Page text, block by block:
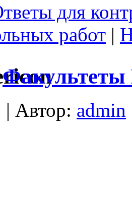
для
работ |
| Автор: admin